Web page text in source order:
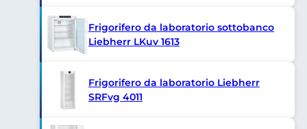
Frigorifero da laboratorio sottobanco
Liebherr LKuv 1613
Frigorifero da laboratorio Liebherr
SRFvg 4011